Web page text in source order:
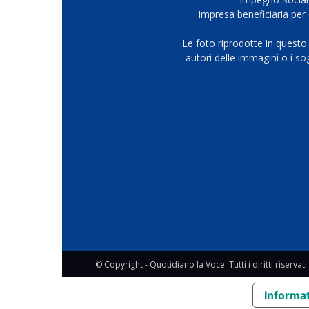
Impresa beneficiaria
Le foto riprodotte in
autori delle immagini o i
© Copyright - Quotidiano la Voce. Tutti i diritti riservati.